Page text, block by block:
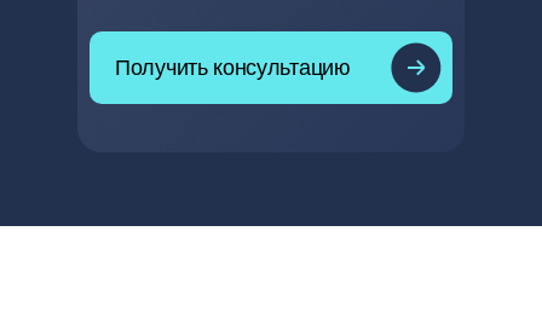
LET'S GO!
Получить консультацию